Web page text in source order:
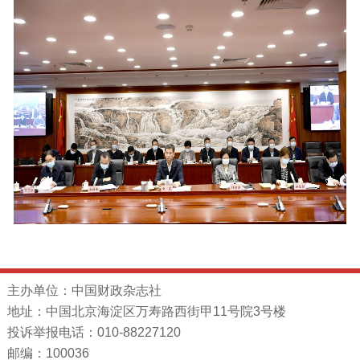
主办单位：中国财政杂志社
地址：中国北京海淀区万寿路西街甲11号院3号楼
投诉举报电话：010-88227120
邮编：100036